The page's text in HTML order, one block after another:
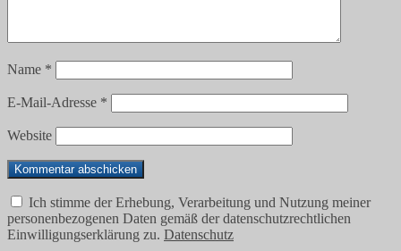
Name *
E-Mail-Adresse *
Website
Ich stimme der Erhebung, Verarbeitung und Nutzung meiner
personenbezogenen Daten gemäß der datenschutzrechtlichen
Einwilligungserklärung zu. Datenschutz